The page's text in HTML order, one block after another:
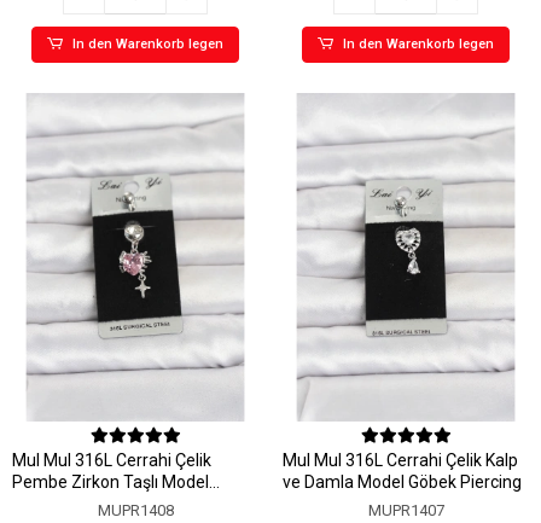
In den Warenkorb legen In den Warenkorb legen
MuI MuI 316L Cerrahi Çelik
Pembe Zirkon Taşlı Model
Göbek PiercingMUPR1408
MuI MuI 316L Cerrahi Çelik Kalp
ve Damla Model Göbek Piercing
MUPR1407